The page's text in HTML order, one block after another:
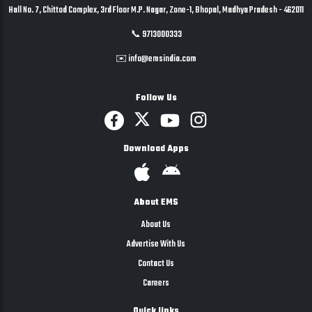
Hall No. 7, Chittod Complex, 3rd Floor M.P. Nagar, Zone-1, Bhopal, Madhya Pradesh - 462011
📞 9713000333
✉️ info@emsindia.com
Follow Us
Download Apps
About EMS
About Us
Advertise With Us
Contact Us
Careers